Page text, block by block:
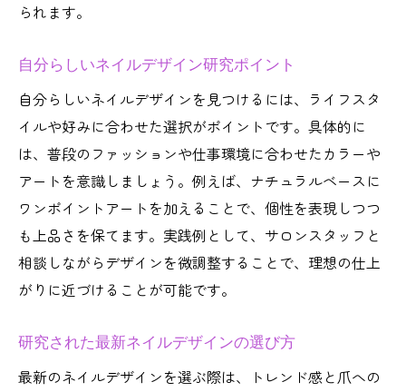
られます。
自分らしいネイルデザイン研究ポイント
自分らしいネイルデザインを見つけるには、ライフスタ
イルや好みに合わせた選択がポイントです。具体的に
は、普段のファッションや仕事環境に合わせたカラーや
アートを意識しましょう。例えば、ナチュラルベースに
ワンポイントアートを加えることで、個性を表現しつつ
も上品さを保てます。実践例として、サロンスタッフと
相談しながらデザインを微調整することで、理想の仕上
がりに近づけることが可能です。
研究された最新ネイルデザインの選び方
最新のネイルデザインを選ぶ際は、トレンド感と爪への